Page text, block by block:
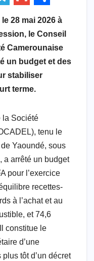
G
m
a
i
l
S
h
a
r
e
le 28 mai 2026 à
le Conseil
Camerounaise
un budget et des
stabiliser
terme.
la Société
tenu le
Yaoundé, sous
a arrêté un budget
pour l’exercice
recettes-
à l’achat et au
et 74,6
constitue le
d’une
tôt d’un décret